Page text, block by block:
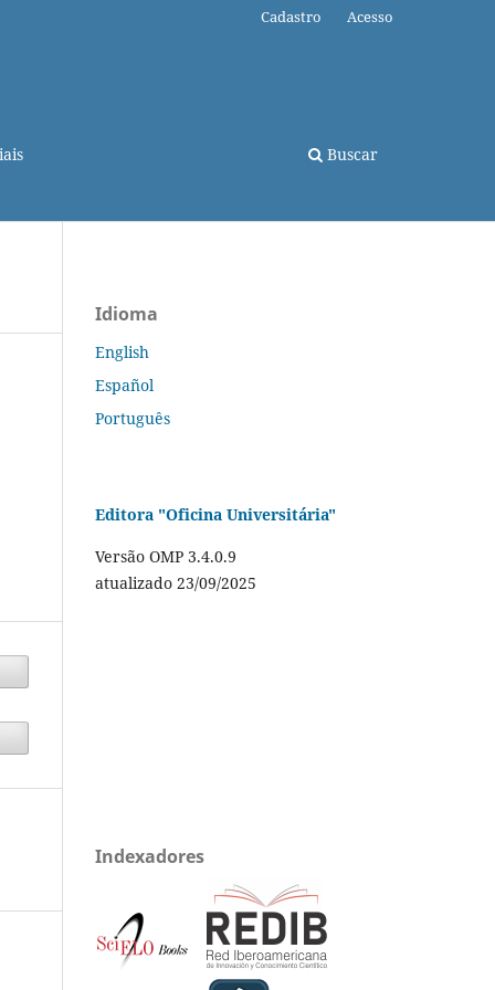
Buscar
Cadastro Acesso
Idioma
English
Español
Português
Editora "Oficina Universitária"
Versão OMP 3.4.0.9
atualizado 23/09/2025
Indexadores